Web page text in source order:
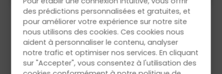
Voir plus
des prédictions personnalisées et gratuites, et
pour améliorer votre expérience sur notre site
nous utilisons des cookies. Ces cookies nous
aident à personnaliser le contenu, analyser
notre trafic et optimiser nos services. En cliquant
sur "Accepter", vous consentez à l'utilisation des